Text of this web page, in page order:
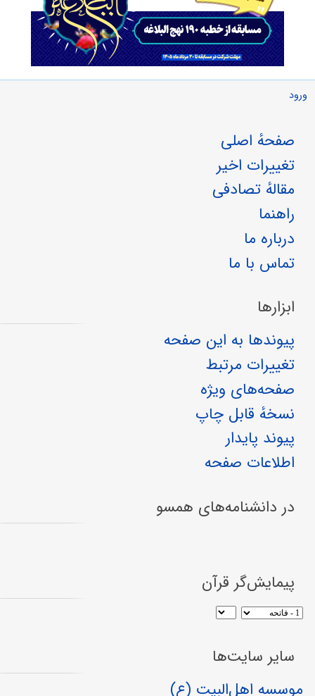
ورود
صفحهٔ اصلی
تغییرات اخیر
مقالهٔ تصادفی
راهنما
درباره ما
تماس با ما
ابزارها
پیوندها به این صفحه
تغییرات مرتبط
صفحه‌های ویژه
نسخهٔ قابل چاپ
پیوند پایدار
اطلاعات صفحه
در دانشنامه‌های همسو
پیمایش‌گر قرآن
سایر سایت‌ها
موسسه اهل‌البیت (ع)